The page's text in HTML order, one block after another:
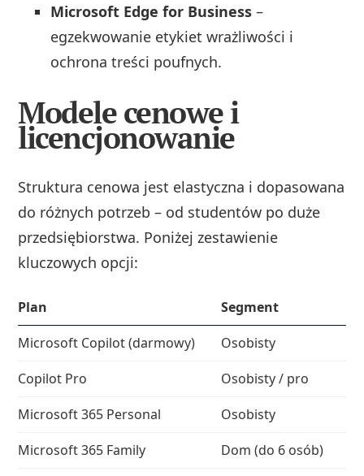
Microsoft Edge for Business –
egzekwowanie etykiet wrażliwości i
ochrona treści poufnych.
Modele cenowe i
licencjonowanie
Struktura cenowa jest elastyczna i dopasowana
do różnych potrzeb – od studentów po duże
przedsiębiorstwa. Poniżej zestawienie
kluczowych opcji:
Plan
Segment
Microsoft Copilot (darmowy)
Osobisty
Copilot Pro
Osobisty / pro
Microsoft 365 Personal
Osobisty
Microsoft 365 Family
Dom (do 6 osób)